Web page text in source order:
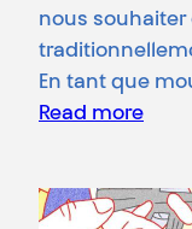
nous
En tant que
Read more